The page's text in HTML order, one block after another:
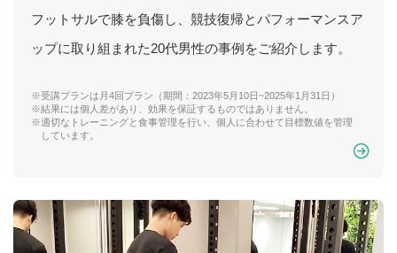
フットサルで膝を負傷し、競技復帰とパフォーマンスア
ップに取り組まれた20代男性の事例をご紹介します。
※受講プランは月4回プラン（期間：2023年5月10日~2025年1月31日）
※結果には個人差があり、効果を保証するものではありません。
※適切なトレーニングと食事管理を行い、個人に合わせて目標数値を管理
しています。